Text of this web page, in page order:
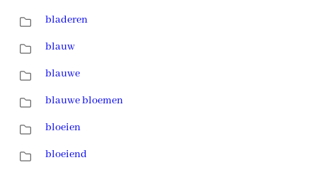
bladeren
blauw
blauwe
blauwe bloemen
bloeien
bloeiend